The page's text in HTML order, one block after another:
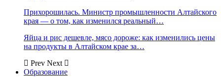
Прихорошилась. Министр промышленности Алтайского
края — о том, как изменился реальный…
Яйца и рис дешевле, мясо дороже: как изменились цены
на продукты в Алтайском крае за…
Prev Next
Образование